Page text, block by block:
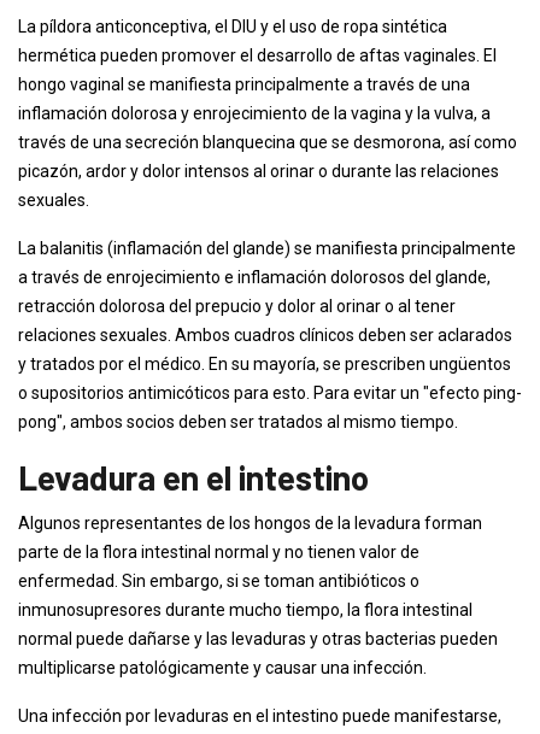
La píldora anticonceptiva, el DIU y el uso de ropa sintética
hermética pueden promover el desarrollo de aftas vaginales. El
hongo vaginal se manifiesta principalmente a través de una
inflamación dolorosa y enrojecimiento de la vagina y la vulva, a
través de una secreción blanquecina que se desmorona, así como
picazón, ardor y dolor intensos al orinar o durante las relaciones
sexuales.
La balanitis (inflamación del glande) se manifiesta principalmente
a través de enrojecimiento e inflamación dolorosos del glande,
retracción dolorosa del prepucio y dolor al orinar o al tener
relaciones sexuales. Ambos cuadros clínicos deben ser aclarados
y tratados por el médico. En su mayoría, se prescriben ungüentos
o supositorios antimicóticos para esto. Para evitar un "efecto ping-
pong", ambos socios deben ser tratados al mismo tiempo.
Levadura en el intestino
Algunos representantes de los hongos de la levadura forman
parte de la flora intestinal normal y no tienen valor de
enfermedad. Sin embargo, si se toman antibióticos o
inmunosupresores durante mucho tiempo, la flora intestinal
normal puede dañarse y las levaduras y otras bacterias pueden
multiplicarse patológicamente y causar una infección.
Una infección por levaduras en el intestino puede manifestarse,